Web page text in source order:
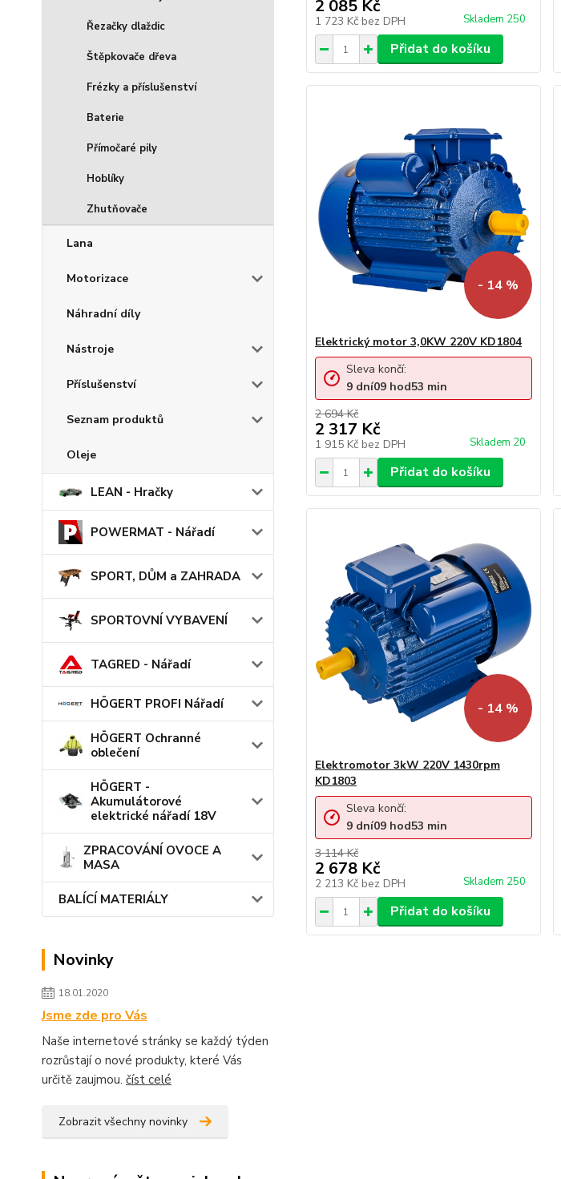
Řezačky dlaždic
Štěpkovače dřeva
Frézky a příslušenství
Baterie
Přímočaré pily
Hoblíky
Zhutňovače
Lana
Motorizace
Náhradní díly
Nástroje
Příslušenství
Seznam produktů
Oleje
LEAN - Hračky
POWERMAT - Nářadí
SPORT, DŮM a ZAHRADA
SPORTOVNÍ VYBAVENÍ
TAGRED - Nářadí
HÖGERT PROFI Nářadí
HÖGERT Ochranné
oblečení
HÖGERT -
Akumulátorové
elektrické nářadí 18V
ZPRACOVÁNÍ OVOCE A
MASA
BALÍCÍ MATERIÁLY
Novinky
18.01.2020
Jsme zde pro Vás
Naše internetové stránky se každý týden
rozrůstají o nové produkty, které Vás
určitě zaujmou. číst celé
Zobrazit všechny novinky
2 085 Kč
1 723 Kč bez DPH Skladem 250
Přidat do košíku
- 14 %
Elektrický motor 3,0KW 220V KD1804
2 694 Kč
2 317 Kč
1 915 Kč bez DPH Skladem 20
Sleva končí:
9 dní09hod53 min
Přidat do košíku
- 14 %
Elektromotor 3kW 220V 1430rpm
KD1803
3 114 Kč
2 678 Kč
2 213 Kč bez DPH Skladem 250
Sleva končí:
9 dní09hod53 min
Přidat do košíku